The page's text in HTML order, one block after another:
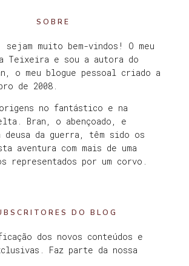
SOBRE
muito bem-vindos! O meu
Teixeira e sou a autora do
o meu blogue pessoal criado a
de 2008.
origens no fantástico e na
Bran, o abençoado, e
deusa da guerra, têm sido os
aventura com mais de uma
representados por um corvo.
DO BLOG
dos novos conteúdos e
Faz parte da nossa